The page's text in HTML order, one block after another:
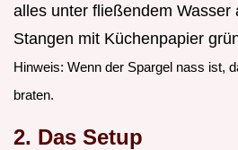
alles unter fließendem Wasser
Stangen mit Küchenpapier
Hinweis: Wenn der Spargel nass ist,
braten.
2. Das Setup